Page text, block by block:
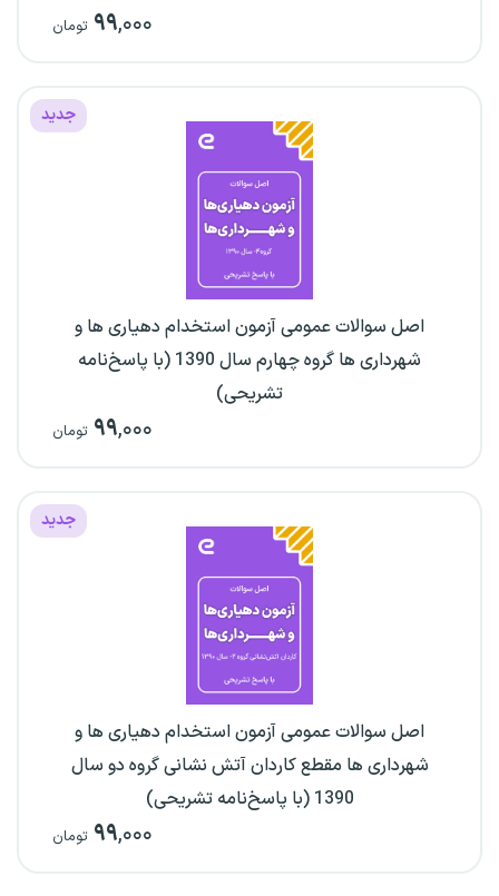
۹۹,۰۰۰ تومان
جدید
اصل سوالات عمومی آزمون استخدام دهیاری ها و
شهرداری ها گروه چهارم سال 1390 (با پاسخ‌نامه
تشریحی)
۹۹,۰۰۰ تومان
جدید
اصل سوالات عمومی آزمون استخدام دهیاری ها و
شهرداری ها مقطع کاردان آتش نشانی گروه دو سال
1390 (با پاسخ‌نامه تشریحی)
۹۹,۰۰۰ تومان